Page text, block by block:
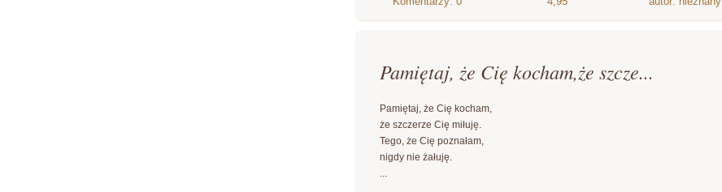
Pamiętaj, że Cię kocham,że szcze...
Pamiętaj, że Cię kocham,
że szczerze Cię miłuję.
Tego, że Cię poznałam,
nigdy nie żałuję.
...